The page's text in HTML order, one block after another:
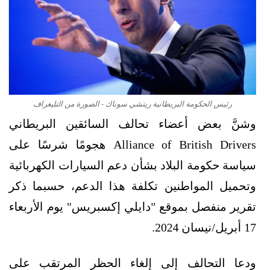
رئيس الحكومة البريطانية ريتشي سوناك - الصورة من التليغراف
وشنَّ بعض أعضاء تحالف السائقين البريطاني
Alliance of British Drivers هجومًا شرسًا على
سياسة حكومة البلاد بشأن دعم السيارات الكهربائية
وتحميل المواطنين تكلفة هذا الدعم، حسبما ذكر
تقرير منفصل بموقع "دايلي إكسبريس" يوم الأربعاء
17 أبريل/نيسان 2024.
ودعا التحالف إلى إلغاء الحظر المرتقب على